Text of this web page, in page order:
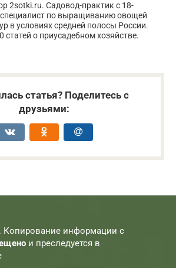
2sotki.ru. Садовод-практик с 18-
по выращиванию овощей
в условиях средней полосы России.
статей о приусадебном хозяйстве.
статья? Поделитесь с
друзьями:
Копирование информации с
и преследуется в